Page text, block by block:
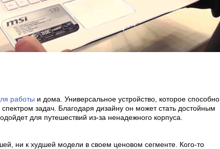
работы и дома. Универсальное устройство, которое способно
задач. Благодаря дизайну он может стать достойным
для путешествий из-за ненадежного корпуса.
ни к худшей модели в своем ценовом сегменте. Кого-то